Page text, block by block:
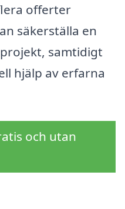
offerter
säkerställa en
samtidigt
hjälp av erfarna
och utan